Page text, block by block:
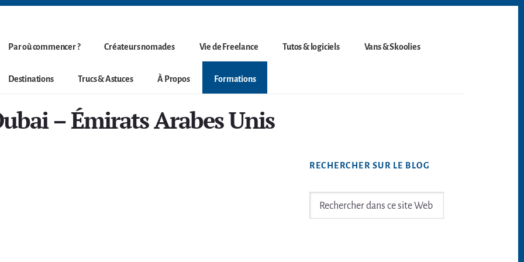
Par où commencer ? Créateurs nomades Vie de Freelance Tutos & logiciels Vans & Skoolies
Destinations Trucs & Astuces À Propos Formations
– Émirats Arabes Unis
latérale
principale
RECHERCHER SUR LE BLOG
Rechercher